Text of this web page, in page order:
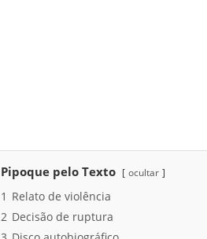
Pipoque pelo Texto ocultar
1 Relato de violência
2 Decisão de ruptura